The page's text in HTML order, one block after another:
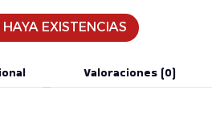
EXISTENCIAS
Valoraciones (0)